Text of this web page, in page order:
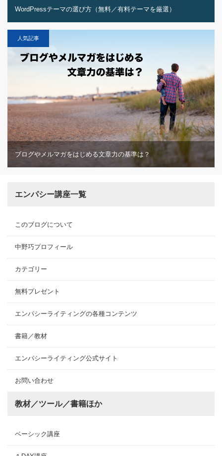
WordPressテーマの選び方（無料／有料テーマを厳選）
人気記事
ブログやメルマガをはじめる文章力の基準は？
エンパシー講座一覧
このブログについて
中野巧プロフィール
カテゴリー
無料プレゼント
エンパシーライティングの各種コンテンツ
書籍／教材
エンパシーライティング公式サイト
お問い合わせ
教材／ツール／書籍ほか
ベーシック講座